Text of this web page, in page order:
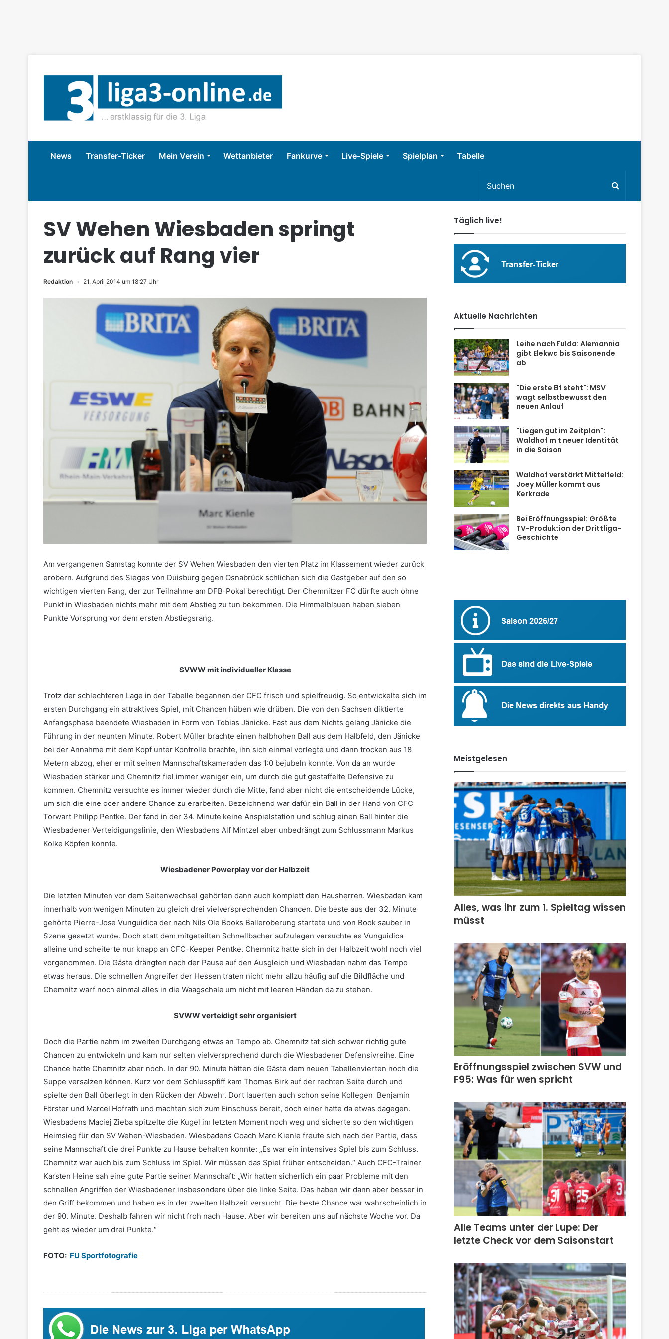
News Transfer-Ticker Mein Verein Wettanbieter Fankurve Live-Spiele Spielplan Tabelle
SV Wehen Wiesbaden springt
zurück auf Rang vier
Redaktion 21. April 2014 um 18:27 Uhr
Am vergangenen Samstag konnte der SV Wehen Wiesbaden den vierten Platz im Klassement wieder zurück
erobern. Aufgrund des Sieges von Duisburg gegen Osnabrück schlichen sich die Gastgeber auf den so
wichtigen vierten Rang, der zur Teilnahme am DFB-Pokal berechtigt. Der Chemnitzer FC dürfte auch ohne
Punkt in Wiesbaden nichts mehr mit dem Abstieg zu tun bekommen. Die Himmelblauen haben sieben
Punkte Vorsprung vor dem ersten Abstiegsrang.
SVWW mit individueller Klasse
Trotz der schlechteren Lage in der Tabelle begannen der CFC frisch und spielfreudig. So entwickelte sich im
ersten Durchgang ein attraktives Spiel, mit Chancen hüben wie drüben. Die von den Sachsen diktierte
Anfangsphase beendete Wiesbaden in Form von Tobias Jänicke. Fast aus dem Nichts gelang Jänicke die
Führung in der neunten Minute. Robert Müller brachte einen halbhohen Ball aus dem Halbfeld, den Jänicke
bei der Annahme mit dem Kopf unter Kontrolle brachte, ihn sich einmal vorlegte und dann trocken aus 18
Metern abzog, eher er mit seinen Mannschaftskameraden das 1:0 bejubeln konnte. Von da an wurde
Wiesbaden stärker und Chemnitz fiel immer weniger ein, um durch die gut gestaffelte Defensive zu
kommen. Chemnitz versuchte es immer wieder durch die Mitte, fand aber nicht die entscheidende Lücke,
um sich die eine oder andere Chance zu erarbeiten. Bezeichnend war dafür ein Ball in der Hand von CFC
Torwart Philipp Pentke. Der fand in der 34. Minute keine Anspielstation und schlug einen Ball hinter die
Wiesbadener Verteidigungslinie, den Wiesbadens Alf Mintzel aber unbedrängt zum Schlussmann Markus
Kolke Köpfen konnte.
Wiesbadener Powerplay vor der Halbzeit
Die letzten Minuten vor dem Seitenwechsel gehörten dann auch komplett den Hausherren. Wiesbaden kam
innerhalb von wenigen Minuten zu gleich drei vielversprechenden Chancen. Die beste aus der 32. Minute
gehörte Pierre-Jose Vunguidica der nach Nils Ole Books Balleroberung startete und von Book sauber in
Szene gesetzt wurde. Doch statt dem mitgeteilten Schnellbacher aufzulegen versuchte es Vunguidica
alleine und scheiterte nur knapp an CFC-Keeper Pentke. Chemnitz hatte sich in der Halbzeit wohl noch viel
vorgenommen. Die Gäste drängten nach der Pause auf den Ausgleich und Wiesbaden nahm das Tempo
etwas heraus. Die schnellen Angreifer der Hessen traten nicht mehr allzu häufig auf die Bildfläche und
Chemnitz warf noch einmal alles in die Waagschale um nicht mit leeren Händen da zu stehen.
SVWW verteidigt sehr organisiert
Doch die Partie nahm im zweiten Durchgang etwas an Tempo ab. Chemnitz tat sich schwer richtig gute
Chancen zu entwickeln und kam nur selten vielversprechend durch die Wiesbadener Defensivreihe. Eine
Chance hatte Chemnitz aber noch. In der 90. Minute hätten die Gäste dem neuen Tabellenvierten noch die
Suppe versalzen können. Kurz vor dem Schlusspfiff kam Thomas Birk auf der rechten Seite durch und
spielte den Ball überlegt in den Rücken der Abwehr. Dort lauerten auch schon seine Kollegen Benjamin
Förster und Marcel Hofrath und machten sich zum Einschuss bereit, doch einer hatte da etwas dagegen.
Wiesbadens Maciej Zieba spitzelte die Kugel im letzten Moment noch weg und sicherte so den wichtigen
Heimsieg für den SV Wehen-Wiesbaden. Wiesbadens Coach Marc Kienle freute sich nach der Partie, dass
seine Mannschaft die drei Punkte zu Hause behalten konnte: „Es war ein intensives Spiel bis zum Schluss.
Chemnitz war auch bis zum Schluss im Spiel. Wir müssen das Spiel früher entscheiden.“ Auch CFC-Trainer
Karsten Heine sah eine gute Partie seiner Mannschaft: „Wir hatten sicherlich ein paar Probleme mit den
schnellen Angriffen der Wiesbadener insbesondere über die linke Seite. Das haben wir dann aber besser in
den Griff bekommen und haben es in der zweiten Halbzeit versucht. Die beste Chance war wahrscheinlich in
der 90. Minute. Deshalb fahren wir nicht froh nach Hause. Aber wir bereiten uns auf nächste Woche vor. Da
geht es wieder um drei Punkte.“
FOTO: FU Sportfotografie
Täglich live!
Aktuelle Nachrichten
Leihe nach Fulda: Alemannia
gibt Elekwa bis Saisonende
ab
"Die erste Elf steht": MSV
wagt selbstbewusst den
neuen Anlauf
"Liegen gut im Zeitplan":
Waldhof mit neuer Identität
in die Saison
Waldhof verstärkt Mittelfeld:
Joey Müller kommt aus
Kerkrade
Bei Eröffnungsspiel: Größte
TV-Produktion der Drittliga-
Geschichte
Meistgelesen
Alles, was ihr zum 1. Spieltag wissen
müsst
Eröffnungsspiel zwischen SVW und
F95: Was für wen spricht
Alle Teams unter der Lupe: Der
letzte Check vor dem Saisonstart